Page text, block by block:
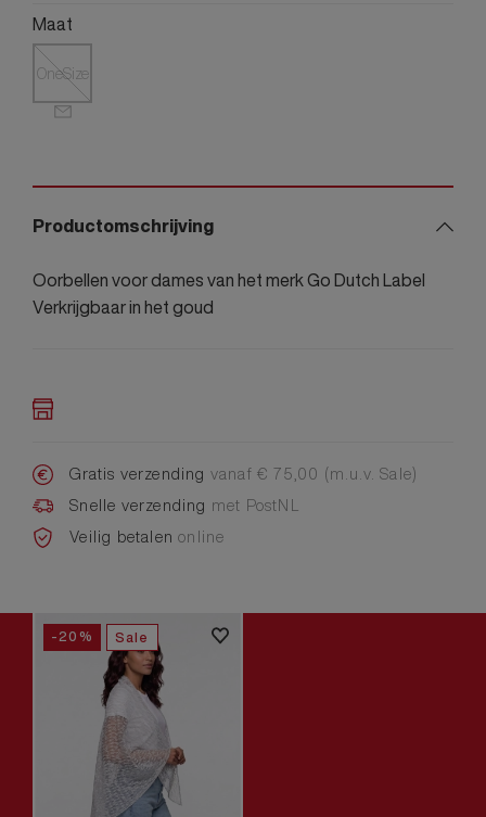
Maat
OneSize
Productomschrijving
Oorbellen voor dames van het merk Go Dutch Label
Verkrijgbaar in het goud
Gratis verzending vanaf € 75,00 (m.u.v. Sale)
Snelle verzending met PostNL
Veilig betalenonline
-20% Sale